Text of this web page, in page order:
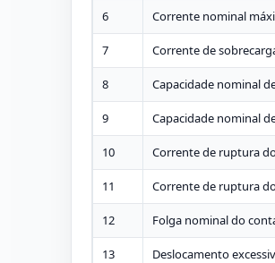
6 Corrente nominal
7 Corrente de
8 Capacidade nominal
9 Capacidade nominal
10 Corrente de ruptura
11 Corrente de ruptura
12 Folga nominal do
13 Deslocamento